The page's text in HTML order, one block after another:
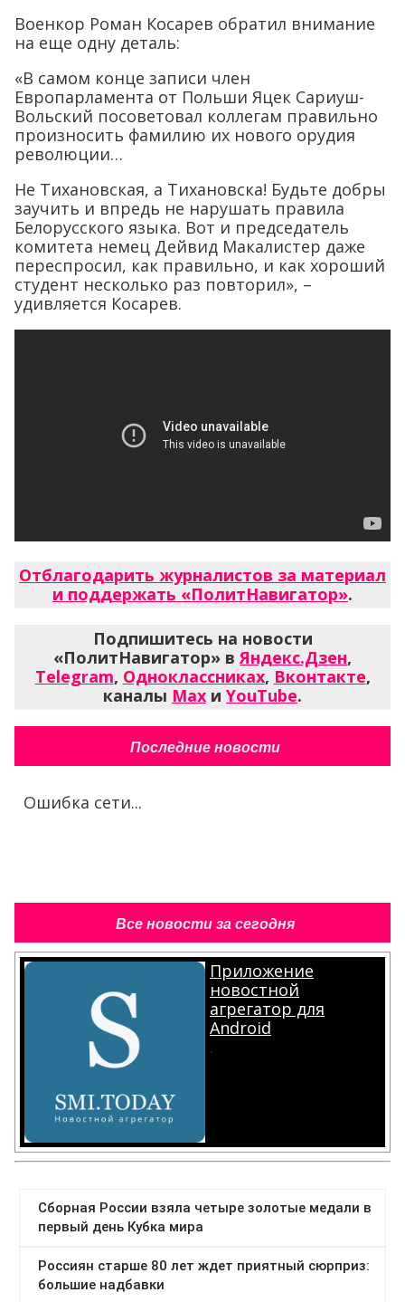
Военкор Роман Косарев обратил внимание
на еще одну деталь:
«В самом конце записи член
Европарламента от Польши Яцек Сариуш-
Вольский посоветовал коллегам правильно
произносить фамилию их нового орудия
революции…
Не Тихановская, а Тихановска! Будьте добры
заучить и впредь не нарушать правила
Белорусского языка. Вот и председатель
комитета немец Дейвид Макалистер даже
переспросил, как правильно, и как хороший
студент несколько раз повторил», –
удивляется Косарев.
Отблагодарить журналистов за материал
и поддержать «ПолитНавигатор».
Подпишитесь на новости
«ПолитНавигатор» вЯндекс.Дзен,
Telegram, Одноклассниках, Вконтакте,
каналы Max и YouTube.
Последние новости
Ошибка сети...
Все новости за сегодня
Приложение
новостной
агрегатор для
Android
.